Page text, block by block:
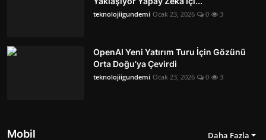
teknolojiigundemi Ocak 23, 2026 0 3
OpenAI Yeni Yatırım Turu İçin Gözünü
Orta Doğu’ya Çevirdi
teknolojiigundemi Ocak 23, 2026 0 3
Mobil Daha Fazla